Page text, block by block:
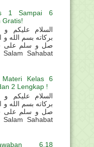
1 Sampai 6
Gratis!
السلام عليكم
بركاته بسم الله و
صل و سلم على
Materi Kelas 6
2 Lengkap !
السلام عليكم
بركاته بسم الله و
صل و سلم على
6.18